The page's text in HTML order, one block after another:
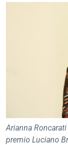
Arianna
premio Luciano